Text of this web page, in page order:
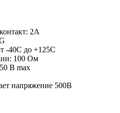
2А
-40С до +125С
100 Ом
B max
напряжение 500В